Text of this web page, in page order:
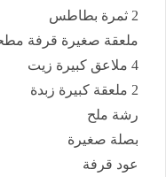
2 ثمرة بطاطس
ملعقة صغيرة قرفة
4 ملاعق كبيرة زيت
2 ملعقة كبيرة زبدة
رشة ملح
بصلة صغيرة
عود قرفة